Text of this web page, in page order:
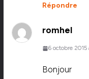
Répondre
romhel
6 octobre 2015
Bonjour